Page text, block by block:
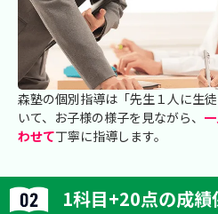
森塾の個別指導は「先生１人に生
いて、お子様の様子を見ながら、
わせて丁寧に指導します。
1科目+20点の成績